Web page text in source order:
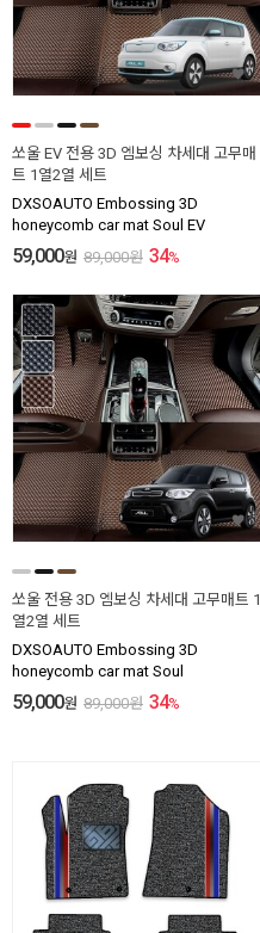
쏘울 EV 전용 3D 엠보싱 차세대 고무매
트 1열2열 세트
DXSOAUTO Embossing 3D
honeycomb car mat Soul EV
59,000원 89,000원 34%
쏘울 전용 3D 엠보싱 차세대 고무매트 1
열2열 세트
DXSOAUTO Embossing 3D
honeycomb car mat Soul
59,000원 89,000원 34%